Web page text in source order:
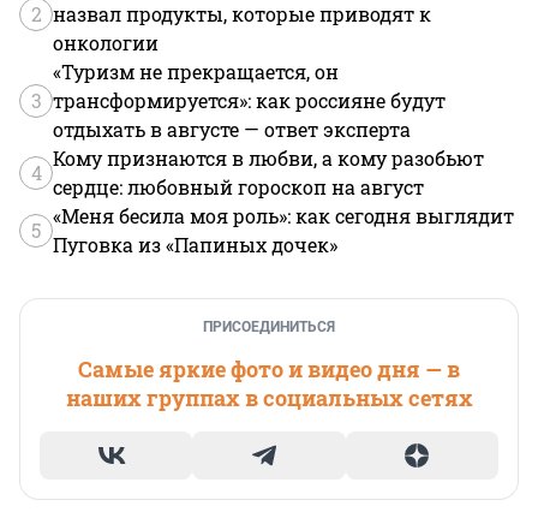
2 назвал продукты, которые приводят к
онкологии
3
«Туризм не прекращается, он
трансформируется»: как россияне будут
отдыхать в августе — ответ эксперта
4
Кому признаются в любви, а кому разобьют
сердце: любовный гороскоп на август
5
«Меня бесила моя роль»: как сегодня выглядит
Пуговка из «Папиных дочек»
ПРИСОЕДИНИТЬСЯ
Самые яркие фото и видео дня — в
наших группах в социальных сетях